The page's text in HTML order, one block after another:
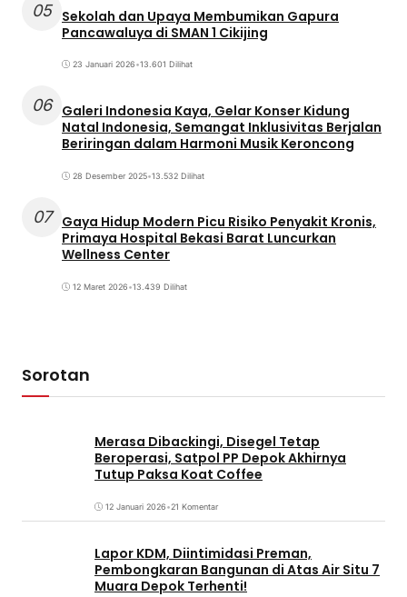
05 Sekolah dan Upaya Membumikan Gapura
Pancawaluya di SMAN 1 Cikijing
23 Januari 2026•13.601 Dilihat
06 Galeri Indonesia Kaya, Gelar Konser Kidung
Natal Indonesia, Semangat Inklusivitas Berjalan
Beriringan dalam Harmoni Musik Keroncong
28 Desember 2025•13.532 Dilihat
07
Gaya Hidup Modern Picu Risiko Penyakit Kronis,
Primaya Hospital Bekasi Barat Luncurkan
Wellness Center
12 Maret 2026•13.439 Dilihat
Sorotan
Merasa Dibackingi, Disegel Tetap
Beroperasi, Satpol PP Depok Akhirnya
Tutup Paksa Koat Coffee
12 Januari 2026•21 Komentar
Lapor KDM, Diintimidasi Preman,
Pembongkaran Bangunan di Atas Air Situ 7
Muara Depok Terhenti!